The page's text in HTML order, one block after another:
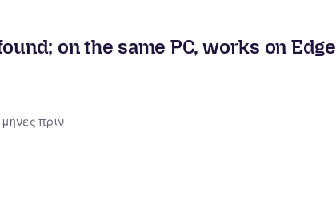
on the same PC, works on Edge
μήνες πριν